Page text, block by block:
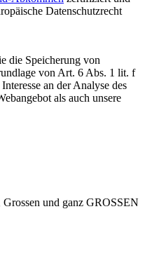
Datenschutzrecht
die Speicherung von
von Art. 6 Abs. 1 lit. f
an der Analyse des
als auch unsere
und ganz GROSSEN